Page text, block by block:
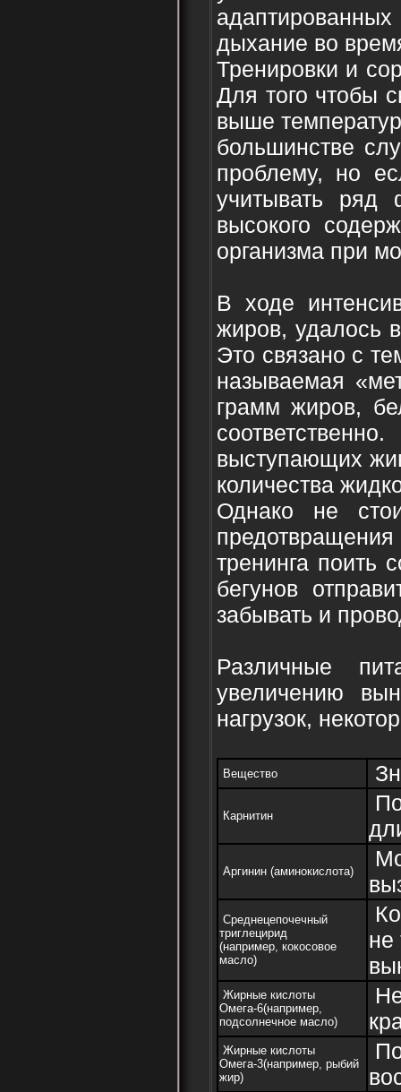
дыхание во
Тренировки и
Для того чтобы
выше
большинстве
проблему, но
учитывать ряд
высокого
организма при
В ходе
жиров, удалось
Это связано с
называемая
грамм жиров,
выступающих
количества
Однако не
тренинга поить
бегунов
забывать и
Различные
увеличению
нагрузок,
Вещество
Карнитин
Аргинин (аминокислота)
Среднецепочечный
триглецирид
(например, кокосовое
масло)
не
Жирные кислоты
Омега-6(например,
подсолнечное масло)
Жирные кислоты
Омега-3(например, рыбий
жир)